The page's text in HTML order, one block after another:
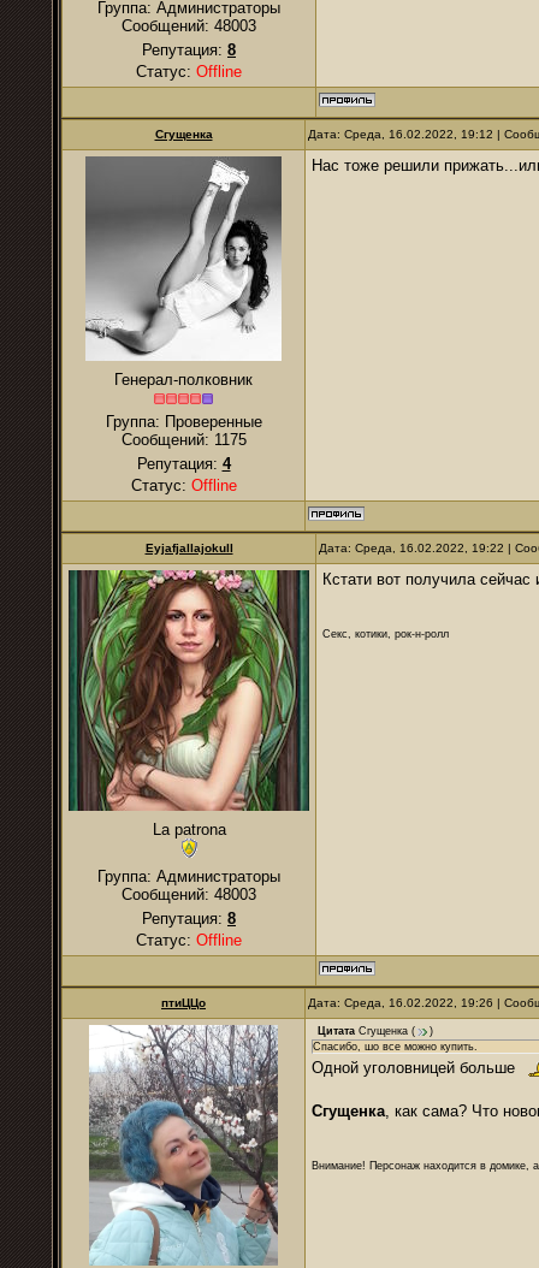
Группа: Администраторы
Сообщений: 48003
Репутация: 8
Статус: Offline
Сгущенка Дата: Среда, 16.02.2022, 19:12 |
Генерал-полковник
Группа: Проверенные
Сообщений: 1175
Репутация: 4
Статус: Offline
Нас тоже решили
Eyjafjallajokull Дата: Среда, 16.02.2022, 19:22 |
La patrona
Группа: Администраторы
Сообщений: 48003
Репутация: 8
Статус: Offline
Кстати вот получила
Секс, котики, рок-н-ролл
птиЦЦо Дата: Среда, 16.02.2022, 19:26 |
Цитата Сгущенка (
)
Спасибо, шо все можно купить.
Одной уголовницей больше
Сгущенка, как сама? Что
Внимание! Персонаж находится в домике,